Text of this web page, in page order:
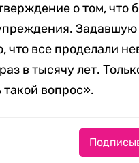
о том, что
все проделали
в тысячу лет.
такой вопрос».